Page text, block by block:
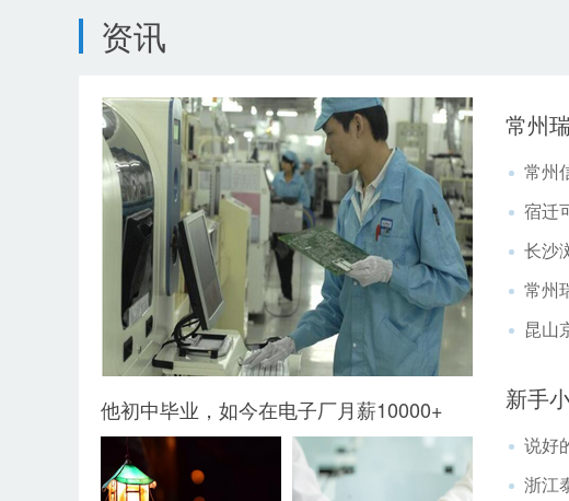
资讯
他初中毕业，如今在电子厂月薪10000+
常州
常州
宿迁
长沙
常州
昆山
新手
说好
浙江